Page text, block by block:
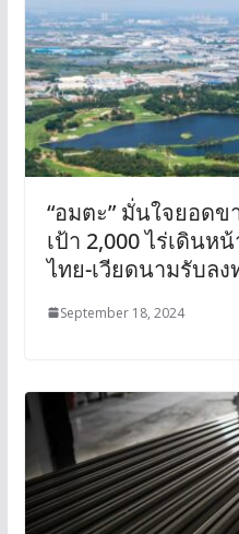
“อมตะ” มั่นใจยอดข
เป้า 2,000 ไร่เดิน
ไทย-เวียดนามรับลง
September 18, 2024